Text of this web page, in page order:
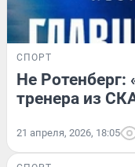
СПОРТ
Не Ротенберг:
тренера из
21 апреля, 2026, 18:05